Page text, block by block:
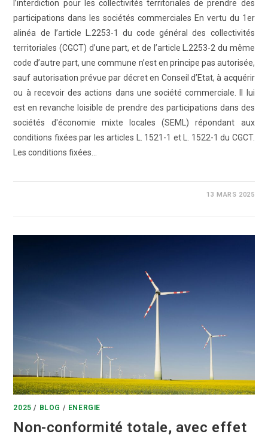
l’interdiction pour les collectivités territoriales de prendre des
participations dans les sociétés commerciales En vertu du 1er
alinéa de l’article L.2253-1 du code général des collectivités
territoriales (CGCT) d’une part, et de l’article L.2253-2 du même
code d’autre part, une commune n’est en principe pas autorisée,
sauf autorisation prévue par décret en Conseil d’Etat, à acquérir
ou à recevoir des actions dans une société commerciale. Il lui
est en revanche loisible de prendre des participations dans des
sociétés d'économie mixte locales (SEML) répondant aux
conditions fixées par les articles L. 1521-1 et L. 1522-1 du CGCT.
Les conditions fixées…
13 MARS 2025
2025 / BLOG / ENERGIE
Non-conformité totale, avec effet